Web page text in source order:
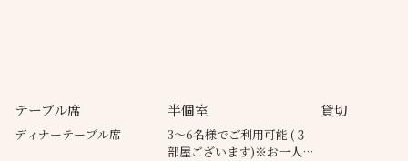
テーブル席
ディナーテーブル席
半個室
3〜6名様でご利用可能 (３
部屋ございます)※お一人
貸切